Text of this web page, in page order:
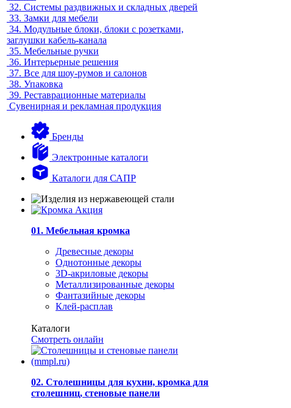
32. Системы раздвижных и складных дверей
33. Замки для мебели
34. Модульные блоки, блоки с розетками,
заглушки кабель-канала
35. Мебельные ручки
36. Интерьерные решения
37. Все для шоу-румов и салонов
38. Упаковка
39. Реставрационные материалы
Сувенирная и рекламная продукция
Бренды
Электронные каталоги
Каталоги для САПР
01. Мебельная кромка
Древесные декоры
Однотонные декоры
3D-акриловые декоры
Металлизированные декоры
Фантазийные декоры
Клей-расплав
Каталоги
Смотреть онлайн
02. Столешницы для кухни, кромка для
столешниц, стеновые панели